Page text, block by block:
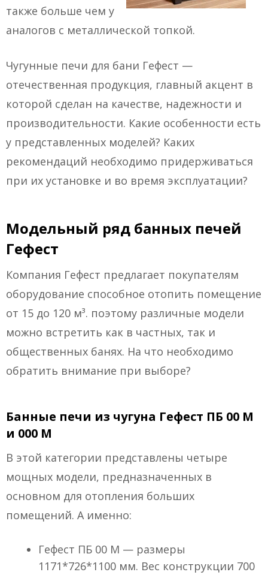
также больше чем у
аналогов с металлической топкой.
Чугунные печи для бани Гефест —
отечественная продукция, главный акцент в
которой сделан на качестве, надежности и
производительности. Какие особенности есть
у представленных моделей? Каких
рекомендаций необходимо придерживаться
при их установке и во время эксплуатации?
Модельный ряд банных печей
Гефест
Компания Гефест предлагает покупателям
оборудование способное отопить помещение
от 15 до 120 м³. поэтому различные модели
можно встретить как в частных, так и
общественных банях. На что необходимо
обратить внимание при выборе?
Банные печи из чугуна Гефест ПБ 00 М
и 000 М
В этой категории представлены четыре
мощных модели, предназначенных в
основном для отопления больших
помещений. А именно:
Гефест ПБ 00 М — размеры
1171*726*1100 мм. Вес конструкции 700